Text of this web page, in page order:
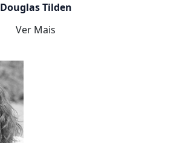
Douglas Tilden
Ver Mais